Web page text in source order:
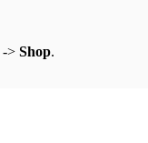
-> Shop.